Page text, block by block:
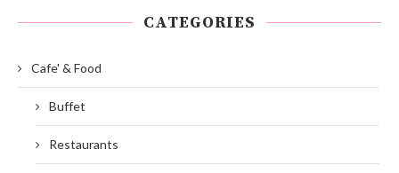
CATEGORIES
Cafe' & Food
Buffet
Restaurants